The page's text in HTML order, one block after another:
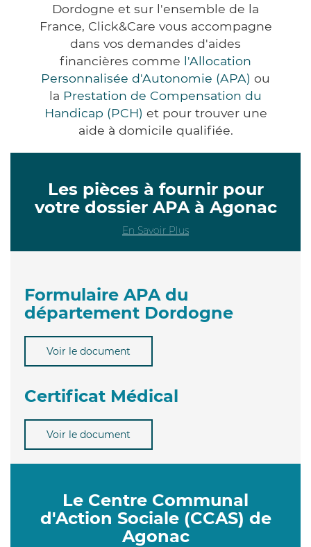
Dordogne et sur l'ensemble de la
France, Click&Care vous accompagne
dans vos demandes d'aides
financières comme l'Allocation
Personnalisée d'Autonomie (APA) ou
la Prestation de Compensation du
Handicap (PCH) et pour trouver une
aide à domicile qualifiée.
Les pièces à fournir pour
votre dossier APA à Agonac
En Savoir Plus
Formulaire APA du
département Dordogne
Voir le document
Certificat Médical
Voir le document
Le Centre Communal
d'Action Sociale (CCAS) de
Agonac